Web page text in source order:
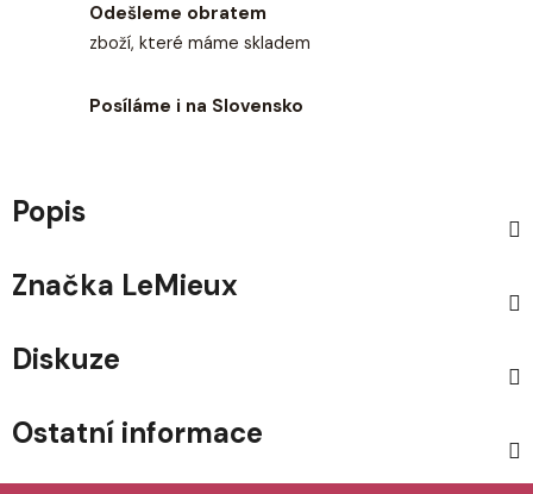
Odešleme obratem
zboží, které máme skladem
Posíláme i na Slovensko
Popis
Značka LeMieux
Diskuze
Ostatní informace